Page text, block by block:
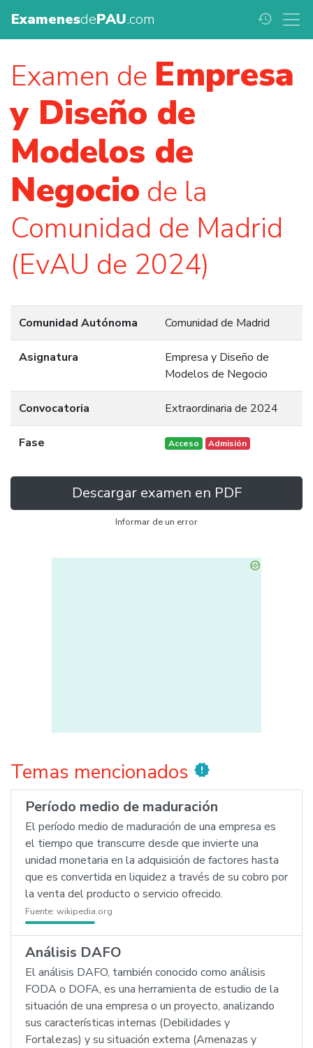
ExamenesdePAU.com history
Examen de Empresa
y Diseño de
Modelos de
Negocio de la
Comunidad de Madrid
(EvAU de 2024)
Comunidad Autónoma Comunidad de Madrid
Asignatura
Empresa y Diseño de
Modelos de Negocio
Convocatoria Extraordinaria de 2024
Fase Acceso Admisión
Descargar examen en PDF
Informar de un error
Temas mencionados new_releases
Período medio de maduración
El período medio de maduración de una empresa es
el tiempo que transcurre desde que invierte una
unidad monetaria en la adquisición de factores hasta
que es convertida en liquidez a través de su cobro por
la venta del producto o servicio ofrecido.
Fuente: wikipedia.org
Análisis DAFO
El análisis DAFO, también conocido como análisis
FODA o DOFA, es una herramienta de estudio de la
situación de una empresa o un proyecto, analizando
sus características internas (Debilidades y
Fortalezas) y su situación externa (Amenazas y